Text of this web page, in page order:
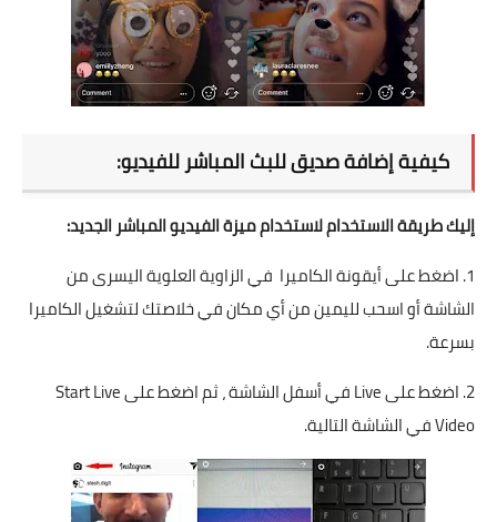
كيفية إضافة صديق للبث المباشر للفيديو:
إليك طريقة الاستخدام لاستخدام ميزة الفيديو المباشر الجديد:
1. اضغط على أيقونة الكاميرا في الزاوية العلوية اليسرى من
الشاشة أو اسحب لليمين من أي مكان في خلاصتك لتشغيل الكاميرا
بسرعة.
2. اضغط على Live في أسفل الشاشة ، ثم اضغط على Start Live
Video في الشاشة التالية.